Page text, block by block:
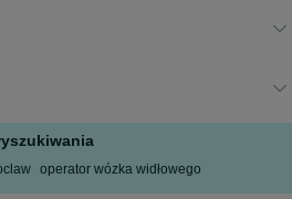
operator wózka widłowego